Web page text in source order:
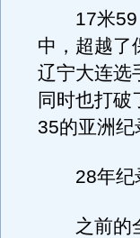
17米59，
中，超越了
辽宁大连选
同时也打破
35的亚洲纪
28年纪
之前的全